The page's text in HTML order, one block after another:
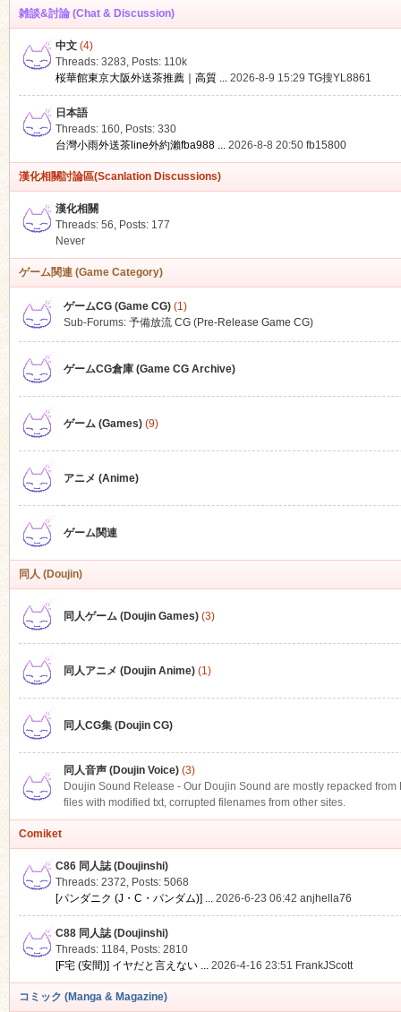
雑談&討論 (Chat & Discussion)
中文(4)
Threads: 3283, Posts: 110k
桜華館東京大阪外送茶推薦｜高質 ... 2026-8-9 15:29 TG搜YL8861
日本語
Threads: 160, Posts: 330
台灣小雨外送茶line外約瀨fba988 ... 2026-8-8 20:50 fb15800
漢化相關討論區(Scanlation Discussions)
漢化相關
Threads: 56, Posts: 177
Never
ゲーム関連 (Game Category)
ゲームCG (Game CG)(1)
Sub-Forums: 予備放流 CG (Pre-Release Game CG)
ゲームCG倉庫 (Game CG Archive)
ゲーム (Games)(9)
アニメ (Anime)
ゲーム関連
同人 (Doujin)
同人ゲーム (Doujin Games)(3)
同人アニメ (Doujin Anime)(1)
同人CG集 (Doujin CG)
同人音声 (Doujin Voice)(3)
Doujin Sound Release - Our Doujin Sound are mostly repacked
files with modified txt, corrupted filenames from other sites.
Comiket
C86 同人誌 (Doujinshi)
Threads: 2372, Posts: 5068
[パンダニク (J・C・パンダム)] ... 2026-6-23 06:42 anjhella76
C88 同人誌 (Doujinshi)
Threads: 1184, Posts: 2810
[F宅 (安間)] イヤだと言えない ... 2026-4-16 23:51 FrankJScott
コミック (Manga & Magazine)